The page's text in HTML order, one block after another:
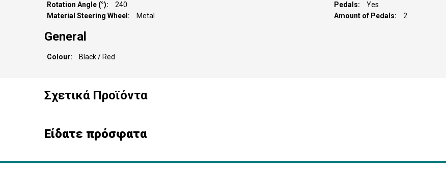
Rotation Angle (°)
240
Material Steering Wheel
Metal
Pedals
Yes
Amount of Pedals
2
General
Colour Black / Red
Σχετικά Προϊόντα
Είδατε πρόσφατα